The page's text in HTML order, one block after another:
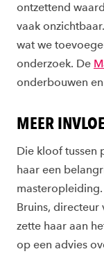
ontzettend
vaak
wat we
onderzoek. De
onderbouwen
MEER
Die kloof tussen
haar een
Bruins, directeur
zette haar aan
op een advies